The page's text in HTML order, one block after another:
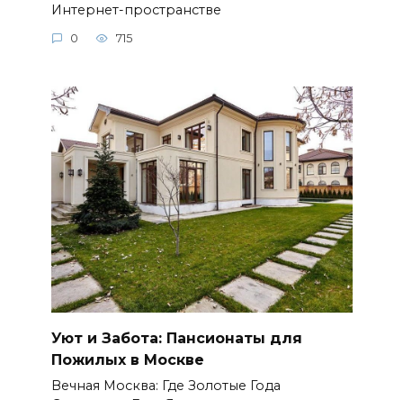
Интернет-пространстве
0 715
Уют и Забота: Пансионаты для
Пожилых в Москве
Вечная Москва: Где Золотые Года